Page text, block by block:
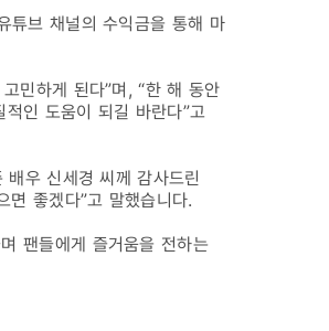
튜브 채널의 수익금을 통해 마
민하게 된다”며, “한 해 동안
인 도움이 되길 바란다”고
우 신세경 씨께 감사드린
좋겠다”고 말했습니다.
팬들에게 즐거움을 전하는